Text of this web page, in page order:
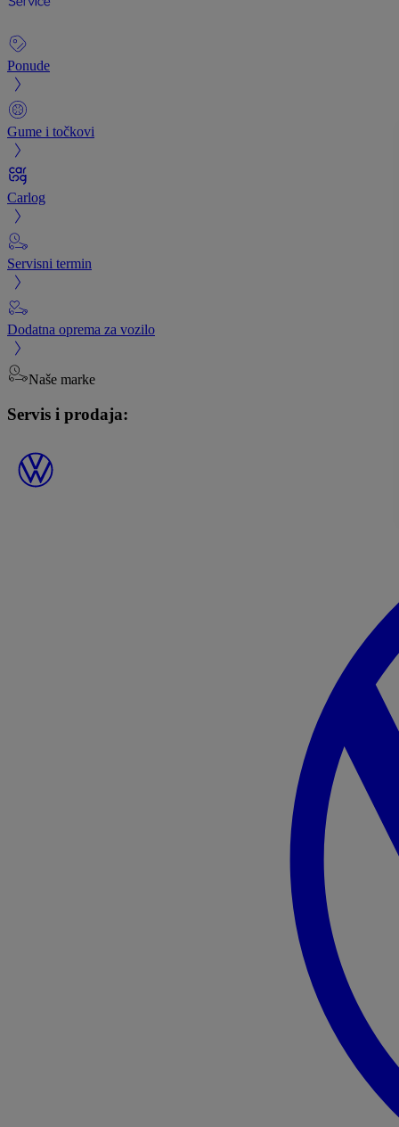
Ponude
Gume i točkovi
Carlog
Servisni termin
Dodatna oprema za vozilo
Naše marke
Servis i prodaja: